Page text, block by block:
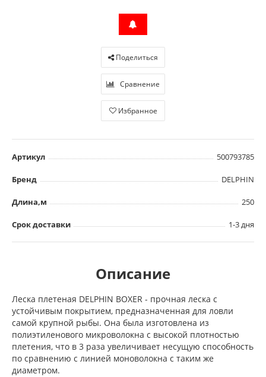
Поделиться
Сравнение
Избранное
Артикул 500793785
Бренд DELPHIN
Длина,м 250
Срок доставки 1-3 дня
Описание
Леска плетеная DELPHIN BOXER - прочная леска с
устойчивым покрытием, предназначенная для ловли
самой крупной рыбы. Она была изготовлена из
полиэтиленового микроволокна с высокой плотностью
плетения, что в 3 раза увеличивает несущую способность
по сравнению с линией моноволокна с таким же
диаметром.